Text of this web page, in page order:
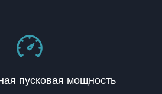
пусковая мощность